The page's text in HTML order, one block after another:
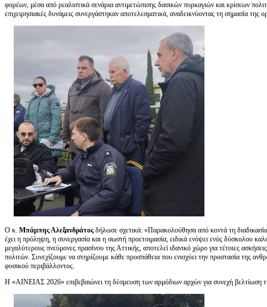
φορέων, μέσα από ρεαλιστικά σενάρια αντιμετώπισης δασικών πυρκαγιών και κρίσεων
επιχειρησιακές δυνάμεις συνεργάστηκαν αποτελεσματικά, αναδεικνύοντας τη σημασία της
Ο κ. Μπάμπης Αλεξανδράτος δήλωσε σχετικά: «Παρακολούθησα από κοντά τη
έχει η πρόληψη, η συνεργασία και η σωστή προετοιμασία, ειδικά ενόψει ενός δύσκολου
μεγαλύτερους πνεύμονες πρασίνου της Αττικής, αποτελεί ιδανικό χώρο για τέτοιες
πολιτών. Συνεχίζουμε να στηρίζουμε κάθε προσπάθεια που ενισχύει την προστασία της
φυσικού περιβάλλοντος.
Η «ΑΙΝΕΙΑΣ 2026» επιβεβαιώνει τη δέσμευση των αρμόδιων αρχών για συνεχή βελτίωση